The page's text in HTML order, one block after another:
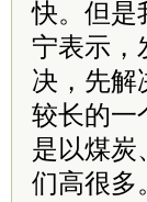
快。但是
宁表示，
决，先解
较长的一
是以煤炭
们高很多